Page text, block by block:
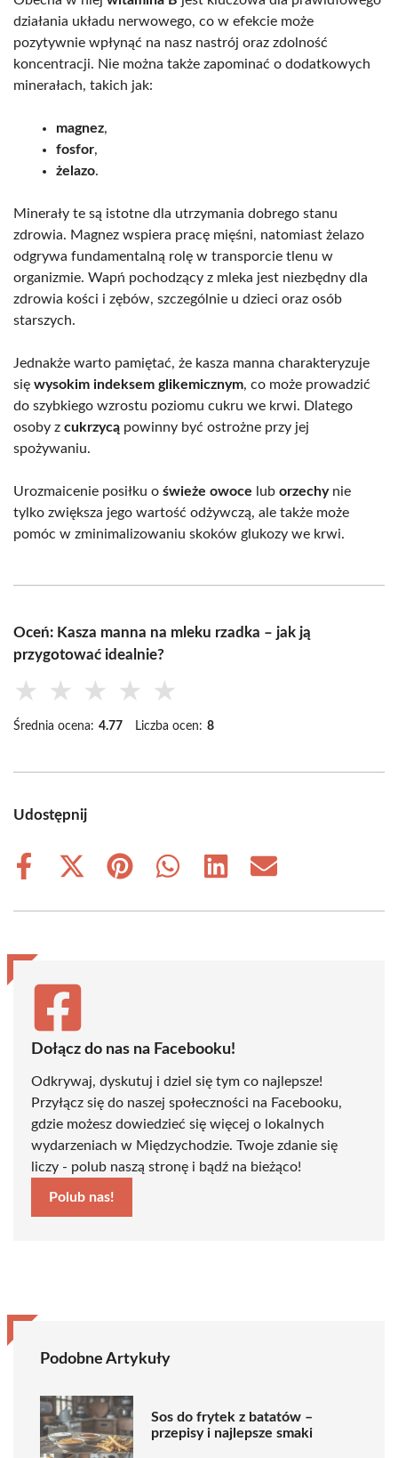
działania układu nerwowego, co w efekcie może
pozytywnie wpłynąć na nasz nastrój oraz zdolność
koncentracji. Nie można także zapominać o dodatkowych
minerałach, takich jak:
magnez,
fosfor,
żelazo.
Minerały te są istotne dla utrzymania dobrego stanu
zdrowia. Magnez wspiera pracę mięśni, natomiast żelazo
odgrywa fundamentalną rolę w transporcie tlenu w
organizmie. Wapń pochodzący z mleka jest niezbędny dla
zdrowia kości i zębów, szczególnie u dzieci oraz osób
starszych.
Jednakże warto pamiętać, że kasza manna charakteryzuje
się wysokim indeksem glikemicznym, co może prowadzić
do szybkiego wzrostu poziomu cukru we krwi. Dlatego
osoby z cukrzycą powinny być ostrożne przy jej
spożywaniu.
Urozmaicenie posiłku o świeże owoce lub orzechynie
tylko zwiększa jego wartość odżywczą, ale także może
pomóc w zminimalizowaniu skoków glukozy we krwi.
Oceń: Kasza manna na mleku rzadka – jak ją
przygotować idealnie?
★ ★ ★ ★ ★
Średnia ocena: 4.77 Liczba ocen: 8
Udostępnij
Share
Share
(Twitter)
Share
Share
Share
Share
Dołącz do nas na Facebooku!
Odkrywaj, dyskutuj i dziel się tym co najlepsze!
Przyłącz się do naszej społeczności na Facebooku,
gdzie możesz dowiedzieć się więcej o lokalnych
wydarzeniach w Międzychodzie. Twoje zdanie się
liczy - polub naszą stronę i bądź na bieżąco!
Polub nas!
Podobne Artykuły
Sos do frytek z batatów –
przepisy i najlepsze smaki